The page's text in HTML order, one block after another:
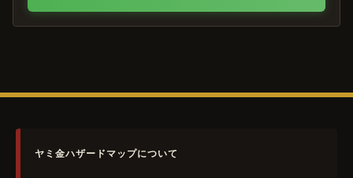
ヤミ金ハザードマップについて